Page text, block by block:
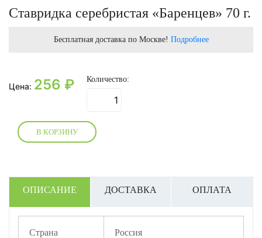
Ставридка серебристая «Баренцев» 70 г.
Бесплатная доставка по Москве! Подробнее
Цена: 256 ₽ Количество:
В КОРЗИНУ
ОПИСАНИЕ ДОСТАВКА ОПЛАТА
Страна Россия